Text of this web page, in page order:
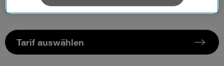
Tarif auswählen
verarbeiten. Sie unterliegen keinem EU-konformen
Datenschutzniveau und es stehen keine wirksamen
Cookies von Unternehmen in Drittstaaten, die ein ähnliches
Datenschutzniveau wie in der Europäischen Union aufweisen